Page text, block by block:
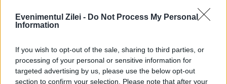
Evenimentul Zilei - Do Not Process My Personal
Information
If you wish to opt-out of the sale, sharing to third parties, or
processing of your personal or sensitive information for
targeted advertising by us, please use the below opt-out
section to confirm your selection. Please note that after your